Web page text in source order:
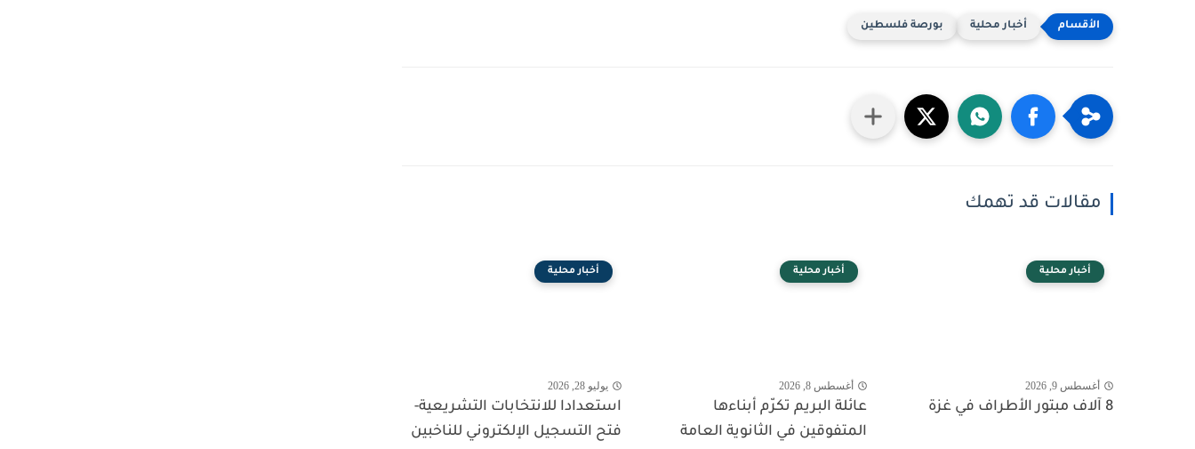
أخبار محلية بورصة فلسطين
مقالات قد تهمك
أخبار محلية
أغسطس 9, 2026
8 آلاف مبتور الأطراف في غزة
أخبار محلية
أغسطس 8, 2026
عائلة البريم تكرّم أبناءها
المتفوقين في الثانوية العامة
أخبار محلية
يوليو 28, 2026
استعدادا للانتخابات التشريعية-
فتح التسجيل الإلكتروني للناخبين